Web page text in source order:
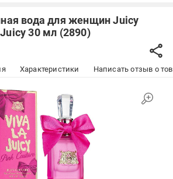
вода для женщин Juicy
30 мл (2890)
Характеристики Написать отзыв о